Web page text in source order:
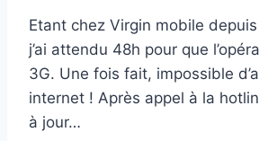
Etant chez Virgin mobile
j’ai attendu 48h pour que
3G. Une fois fait, impossible
internet ! Après appel à la
à jour…